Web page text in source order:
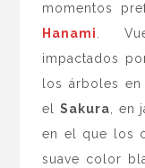
momentos
Hanami
.
impactados
los árboles
elSakura , en
en el que los
suave color